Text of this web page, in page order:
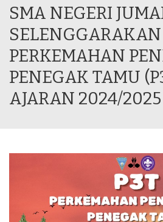
SMA NEGERI
SELENGGARAKAN
PERKEMAHAN
PENEGAK TAMU
AJARAN 2024/2025